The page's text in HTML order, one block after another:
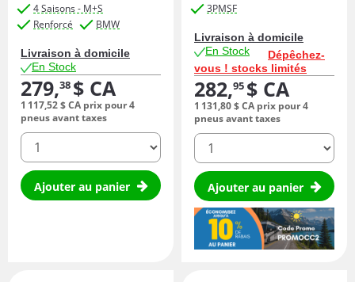
4 Saisons - M+S
Renforcé
BMW
Livraison à domicile
En Stock
279,38 $ CA
1 117,52$ CA prix pour 4
pneus avant taxes
quantité
Ajouter au panier
3PMSF
Livraison à domicile
En Stock
Dépêchez-
vous ! stocks limités
282,95 $ CA
1 131,80$ CA prix pour 4
pneus avant taxes
quantité
Ajouter au panier